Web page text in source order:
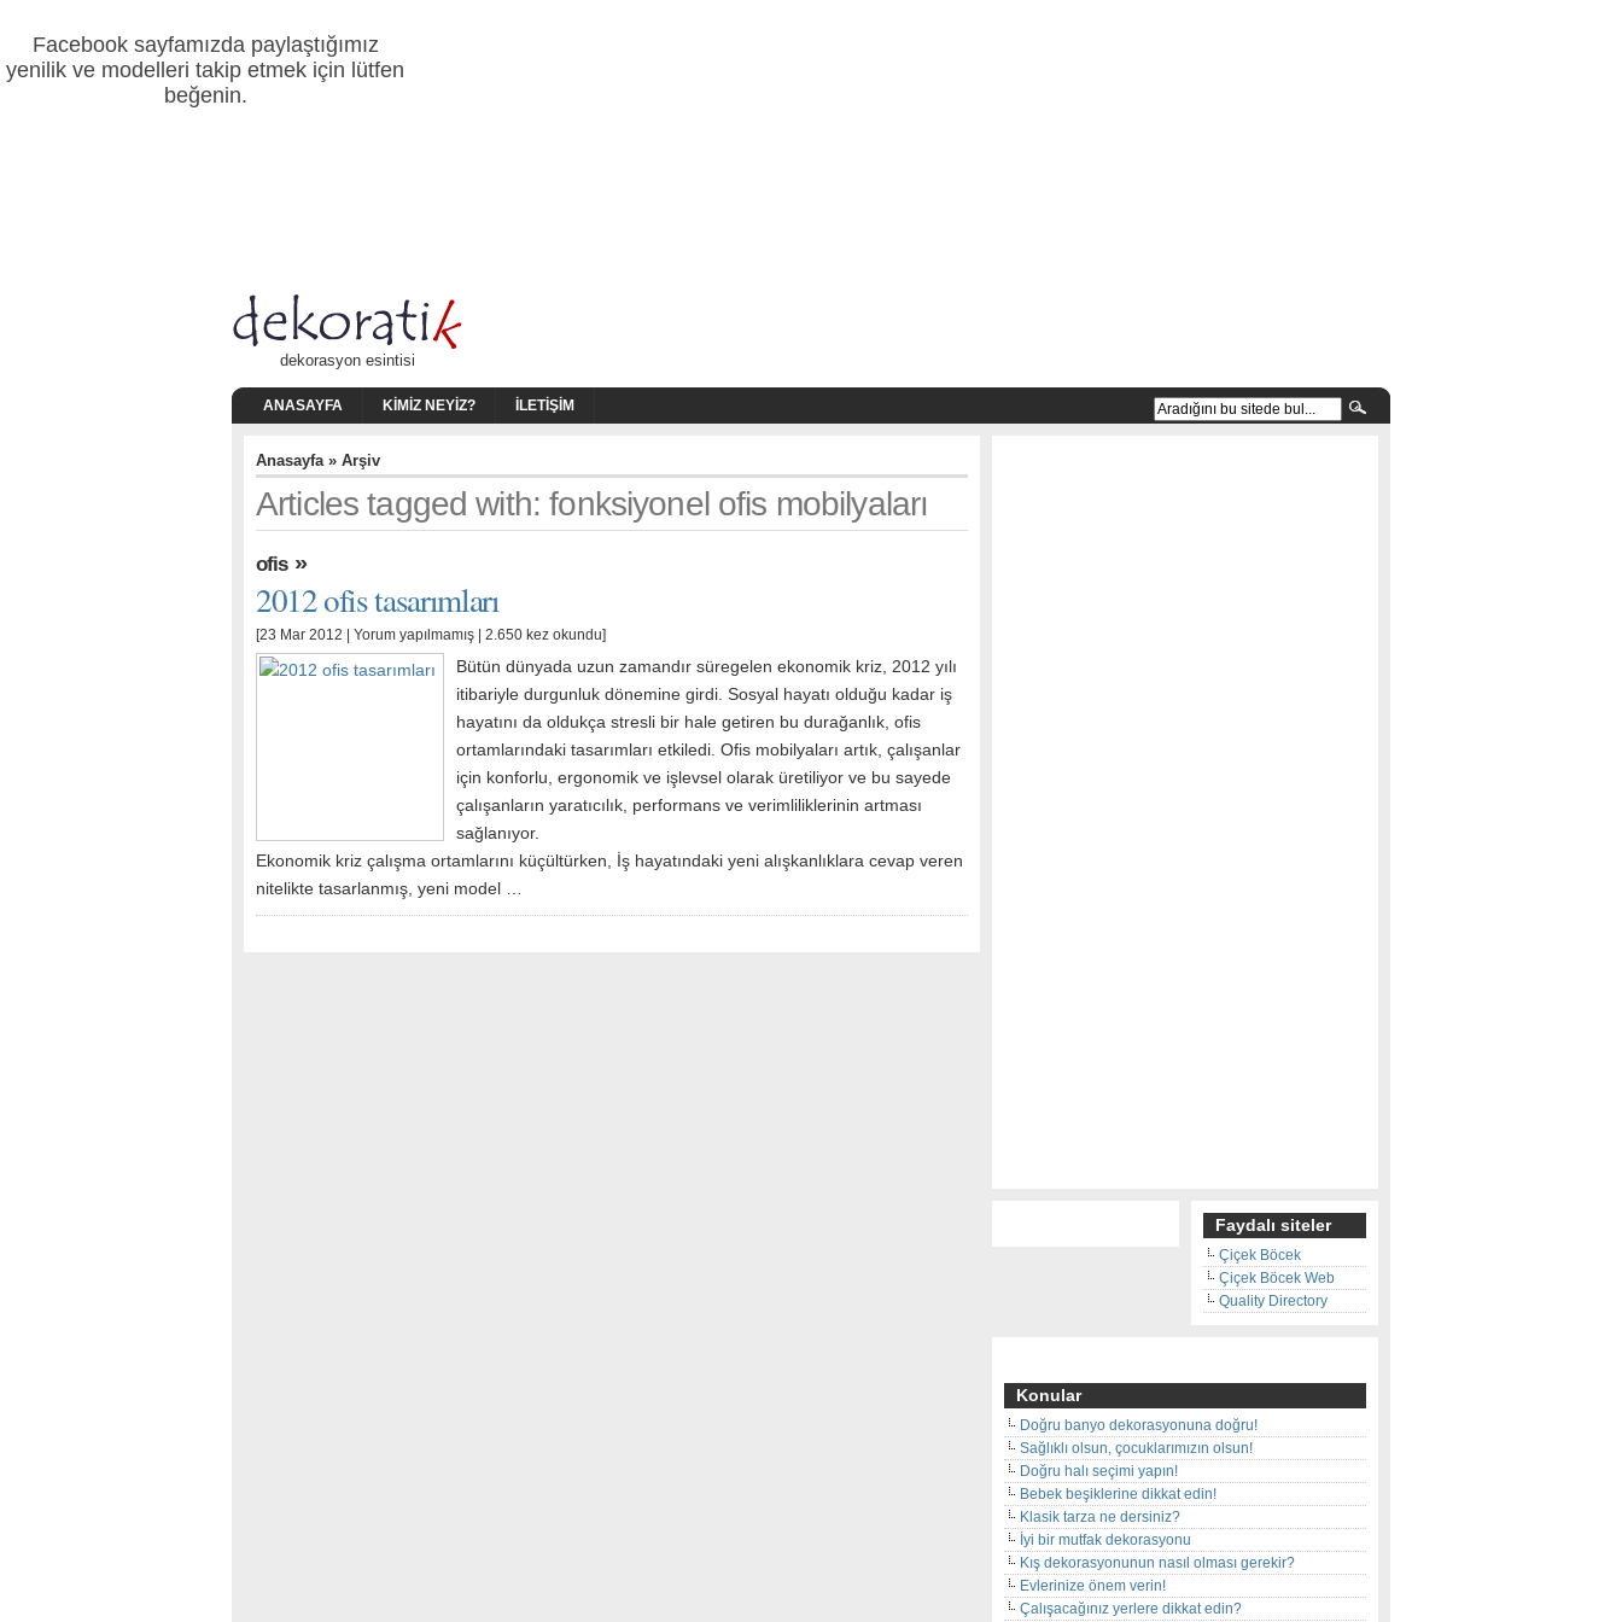
Facebook sayfamızda paylaştığımız
yenilik ve modelleri takip etmek için lütfen
beğenin.
dekorasyon esintisi
ANASAYFA KIMIZ NEYIZ? İLETIŞIM
Anasayfa» Arşiv
Articles tagged with: fonksiyonel ofis mobilyaları
ofis»
2012 ofis tasarımları
[23 Mar 2012 | Yorum yapılmamış | 2.650 kez okundu]
Bütün dünyada uzun zamandır süregelen ekonomik kriz, 2012 yılı
itibariyle durgunluk dönemine girdi. Sosyal hayatı olduğu kadar iş
hayatını da oldukça stresli bir hale getiren bu durağanlık, ofis
ortamlarındaki tasarımları etkiledi. Ofis mobilyaları artık, çalışanlar
için konforlu, ergonomik ve işlevsel olarak üretiliyor ve bu sayede
çalışanların yaratıcılık, performans ve verimliliklerinin artması
sağlanıyor.
Ekonomik kriz çalışma ortamlarını küçültürken, İş hayatındaki yeni alışkanlıklara cevap veren
nitelikte tasarlanmış, yeni model …
Faydalı siteler
Çiçek Böcek
Çiçek Böcek Web
Quality Directory
Konular
Doğru banyo dekorasyonuna doğru!
Sağlıklı olsun, çocuklarımızın olsun!
Doğru halı seçimi yapın!
Bebek beşiklerine dikkat edin!
Klasik tarza ne dersiniz?
İyi bir mutfak dekorasyonu
Kış dekorasyonunun nasıl olması gerekir?
Evlerinize önem verin!
Çalışacağınız yerlere dikkat edin?